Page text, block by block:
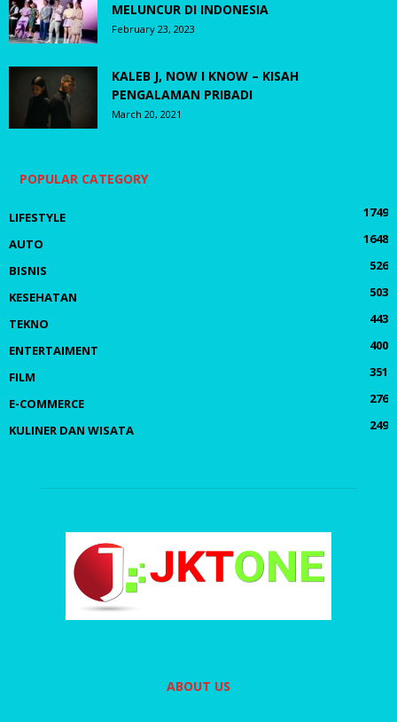
MELUNCUR DI INDONESIA
February 23, 2023
KALEB J, NOW I KNOW – KISAH
PENGALAMAN PRIBADI
March 20, 2021
POPULAR CATEGORY
LIFESTYLE
1749
AUTO
1648
BISNIS
526
KESEHATAN
503
TEKNO
443
ENTERTAIMENT
400
FILM
351
E-COMMERCE
276
KULINER DAN WISATA
249
ABOUT US